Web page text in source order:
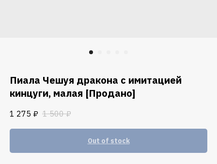
Пиала Чешуя дракона с имитацией
кинцуги, малая [Продано]
1 275 ₽ 1 500 ₽
Out of stock